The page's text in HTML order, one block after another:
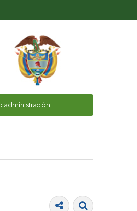
administración